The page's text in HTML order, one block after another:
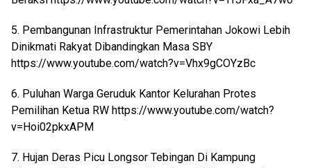
5. Pembangunan Infrastruktur Pemerintahan Jokowi Lebih
Dinikmati Rakyat Dibandingkan Masa SBY
https://www.youtube.com/watch?v=Vhx9gCOYzBc
6. Puluhan Warga Geruduk Kantor Kelurahan Protes
Pemilihan Ketua RW https://www.youtube.com/watch?
v=Hoi02pkxAPM
7. Hujan Deras Picu Longsor Tebingan Di Kampung